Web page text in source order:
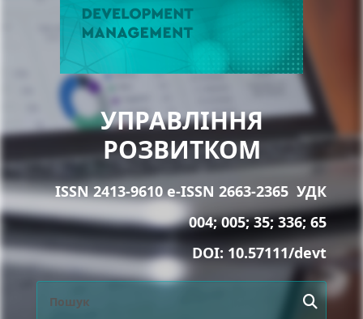
УПРАВЛІННЯ
РОЗВИТКОМ
ISSN 2413-9610 e-ISSN 2663-2365 УДК
004; 005; 35; 336; 65
DOI:10.57111/devt